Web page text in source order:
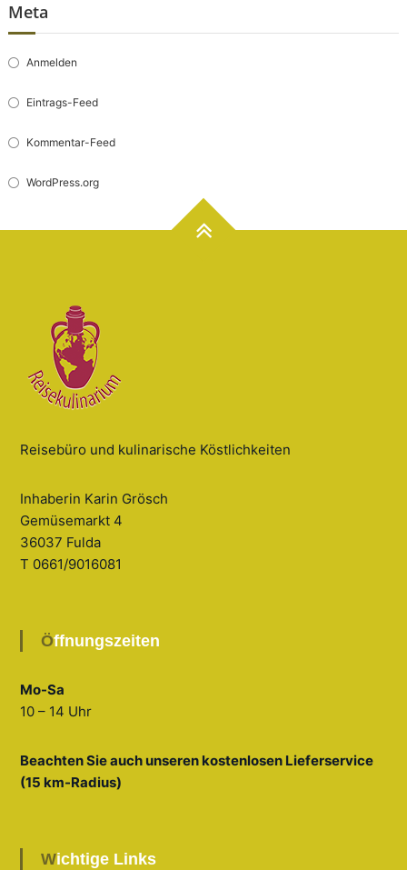
Meta
Anmelden
Eintrags-Feed
Kommentar-Feed
WordPress.org
Reisebüro und kulinarische Köstlichkeiten
Inhaberin Karin Grösch
Gemüsemarkt 4
36037 Fulda
T 0661/9016081
Öffnungszeiten
Mo-Sa
10 – 14 Uhr
Beachten Sie auch unseren kostenlosen Lieferservice
(15 km-Radius)
Wichtige Links